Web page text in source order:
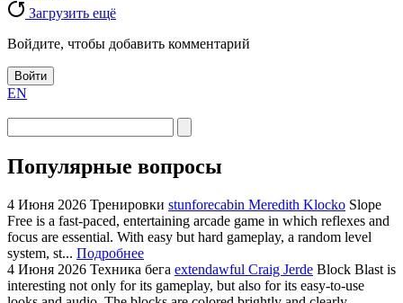
Загрузить ещё
Войдите, чтобы добавить комментарий
Войти
EN
Популярные вопросы
4 Июня 2026 Тренировки stunforecabin Meredith Klocko Slope
Free is a fast-paced, entertaining arcade game in which reflexes and
focus are essential. With easy but hard gameplay, a random level
system, st... Подробнее
4 Июня 2026 Техника бега extendawful Craig Jerde Block Blast is
interesting not only for its gameplay, but also for its easy-to-use